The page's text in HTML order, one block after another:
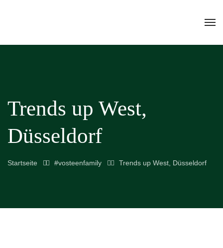
Trends up West,
Düsseldorf
Startseite #vosteenfamily Trends up West, Düsseldorf